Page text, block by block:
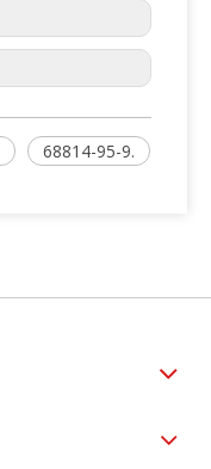
68814-95-9.